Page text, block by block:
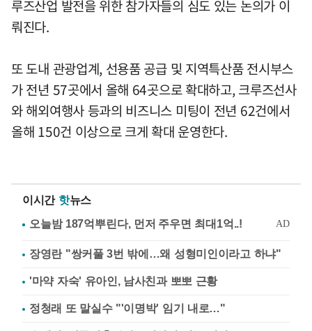
루즈산업 발전을 위한 참가자들의 심도 있는 논의가 이
뤄진다.
또 도내 관광업계, 선용품 공급 및 지역특산품 전시부스
가 전년 57곳에서 올해 64곳으로 확대하고, 크루즈선사
와 해외여행사 등과의 비즈니스 미팅이 전년 62건에서
올해 150건 이상으로 크게 확대 운영한다.
이시간 핫뉴스
장영란 "쌍커풀 3번 밖에…왜 성형미인이라고 하냐"
'마약 자숙' 유아인, 남사친과 뽀뽀 근황
정청래 또 말실수 "'이명박' 임기 내로…"